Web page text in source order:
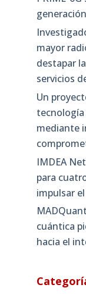
mayor
destapar
servicios
Un
tecnología
mediante
IMDEA
para
impulsar
cuántica
hacia el